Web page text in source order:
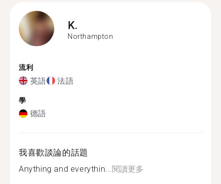
K.
Northampton
流利
英語 法語
學
德語
我喜歡談論的話題
Anything and everythin...閱讀更多